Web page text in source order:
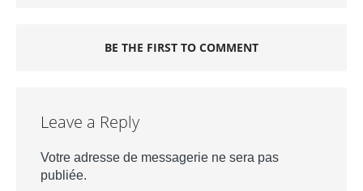
BE THE FIRST TO COMMENT
Leave a Reply
Votre adresse de messagerie ne sera pas
publiée.